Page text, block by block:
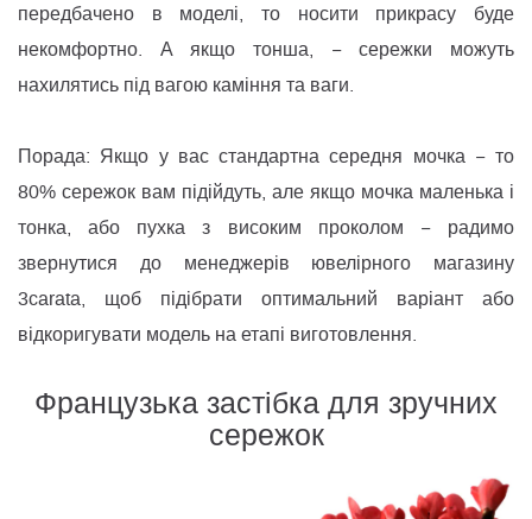
передбачено в моделі, то носити прикрасу буде
некомфортно. А якщо тонша, − сережки можуть
нахилятись під вагою каміння та ваги.
Порада: Якщо у вас стандартна середня мочка − то
80% сережок вам підійдуть, але якщо мочка маленька і
тонка, або пухка з високим проколом − радимо
звернутися до менеджерів ювелірного магазину
3carata, щоб підібрати оптимальний варіант або
відкоригувати модель на етапі виготовлення.
Французька застібка для зручних
сережок